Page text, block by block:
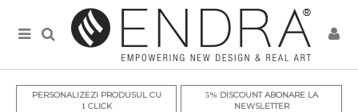
PERSONALIZEZI PRODUSUL CU
1CLICK
5% DISCOUNT ABONARE LA
NEWSLETTER